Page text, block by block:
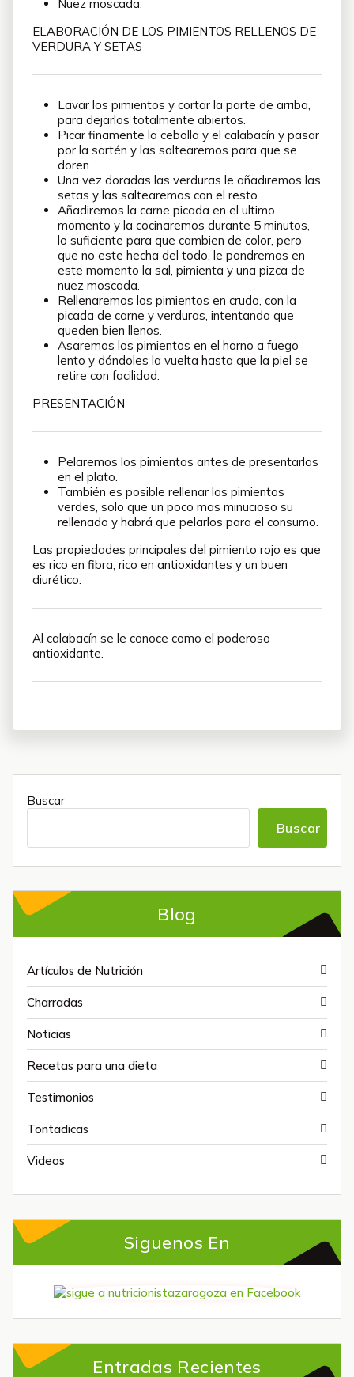
Nuez moscada.
ELABORACIÓN DE LOS PIMIENTOS RELLENOS DE
VERDURA Y SETAS
Lavar los pimientos y cortar la parte de arriba,
para dejarlos totalmente abiertos.
Picar finamente la cebolla y el calabacín y pasar
por la sartén y las saltearemos para que se
doren.
Una vez doradas las verduras le añadiremos las
setas y las saltearemos con el resto.
Añadiremos la carne picada en el ultimo
momento y la cocinaremos durante 5 minutos,
lo suficiente para que cambien de color, pero
que no este hecha del todo, le pondremos en
este momento la sal, pimienta y una pizca de
nuez moscada.
Rellenaremos los pimientos en crudo, con la
picada de carne y verduras, intentando que
queden bien llenos.
Asaremos los pimientos en el horno a fuego
lento y dándoles la vuelta hasta que la piel se
retire con facilidad.
PRESENTACIÓN
Pelaremos los pimientos antes de presentarlos
en el plato.
También es posible rellenar los pimientos
verdes, solo que un poco mas minucioso su
rellenado y habrá que pelarlos para el consumo.
Las propiedades principales del pimiento rojo es que
es rico en fibra, rico en antioxidantes y un buen
diurético.
Al calabacín se le conoce como el poderoso
antioxidante.
Buscar
Buscar
Blog
Artículos de Nutrición
Charradas
Noticias
Recetas para una dieta
Testimonios
Tontadicas
Videos
Siguenos En
Entradas Recientes